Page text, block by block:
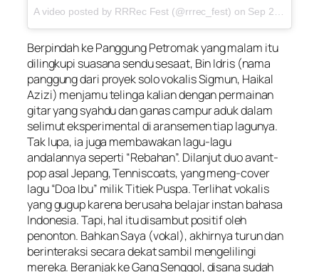
A video posted by RRRec Fest (@rrrec_fest) on Sep 25, 2015 at 4:40am PDT
Berpindah ke Panggung Petromak yang malam itu
dilingkupi suasana sendu sesaat, Bin Idris (nama
panggung dari proyek solo vokalis Sigmun, Haikal
Azizi) menjamu telinga kalian dengan permainan
gitar yang syahdu dan ganas campur aduk dalam
selimut eksperimental di aransemen tiap lagunya.
Tak lupa, ia juga membawakan lagu-lagu
andalannya seperti “Rebahan”. Dilanjut duo avant-
pop asal Jepang, Tenniscoats, yang meng-cover
lagu “Doa Ibu” milik Titiek Puspa. Terlihat vokalis
yang gugup karena berusaha belajar instan bahasa
Indonesia. Tapi, hal itu disambut positif oleh
penonton. Bahkan Saya (vokal), akhirnya turun dan
berinteraksi secara dekat sambil mengelilingi
mereka. Beranjak ke Gang Senggol, disana sudah